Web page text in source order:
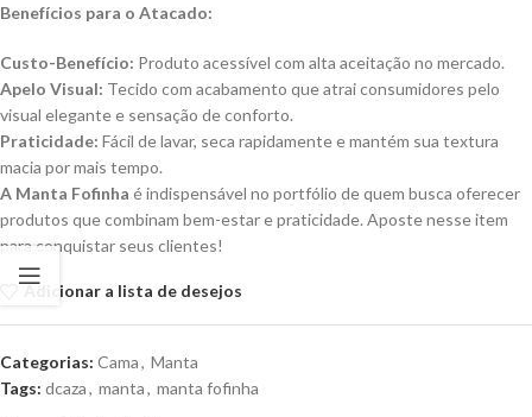
Benefícios para o Atacado:
Custo-Benefício: Produto acessível com alta aceitação no mercado.
Apelo Visual: Tecido com acabamento que atrai consumidores pelo
visual elegante e sensação de conforto.
Praticidade: Fácil de lavar, seca rapidamente e mantém sua textura
macia por mais tempo.
A Manta Fofinha é indispensável no portfólio de quem busca oferecer
produtos que combinam bem-estar e praticidade. Aposte nesse item
para conquistar seus clientes!
Adicionar a lista de desejos
Categorias: Cama, Manta
Tags: dcaza, manta, manta fofinha